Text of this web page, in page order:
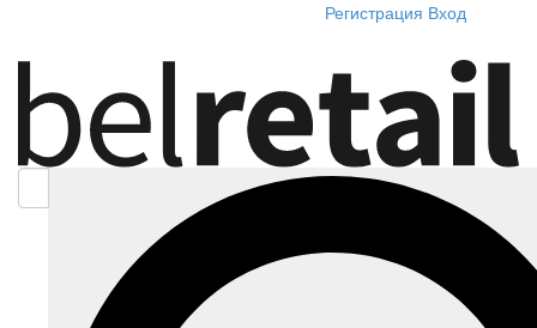
Регистрация Вход